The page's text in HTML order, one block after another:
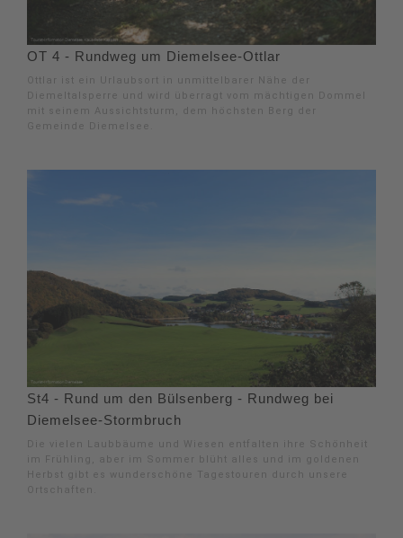
OT 4 - Rundweg um Diemelsee-Ottlar
Ottlar ist ein Urlaubsort in unmittelbarer Nähe der
Diemeltalsperre und wird überragt vom mächtigen Dommel
mit seinem Aussichtsturm, dem höchsten Berg der
Gemeinde Diemelsee.
St4 - Rund um den Bülsenberg - Rundweg bei
Diemelsee-Stormbruch
Die vielen Laubbäume und Wiesen entfalten ihre Schönheit
im Frühling, aber im Sommer blüht alles und im goldenen
Herbst gibt es wunderschöne Tagestouren durch unsere
Ortschaften.